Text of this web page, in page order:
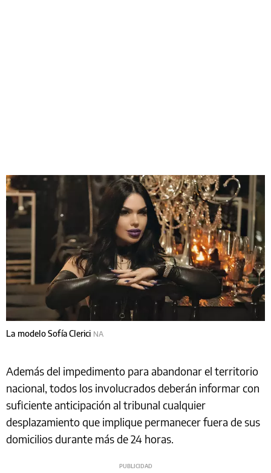
La modelo Sofía Clerici NA
Además del impedimento para abandonar el territorio
nacional, todos los involucrados deberán informar con
suficiente anticipación al tribunal cualquier
desplazamiento que implique permanecer fuera de sus
domicilios durante más de 24 horas.